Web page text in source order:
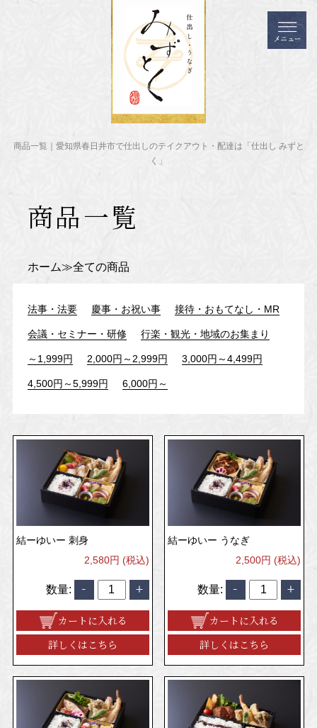
商品一覧｜愛知県春日井市で仕出しのテイクアウト・配達は「仕出し みずと
く」
商品一覧
ホーム 全ての商品
法事・法要 慶事・お祝い事 接待・おもてなし・MR
会議・セミナー・研修 行楽・観光・地域のお集まり
～1,999円 2,000円～2,999円 3,000円～4,499円
4,500円～5,999円 6,000円～
結ーゆいー 刺身
2,580円 (税込)
数量:
カートに入れる
詳しくはこちら
結ーゆいー うなぎ
2,500円 (税込)
数量:
カートに入れる
詳しくはこちら